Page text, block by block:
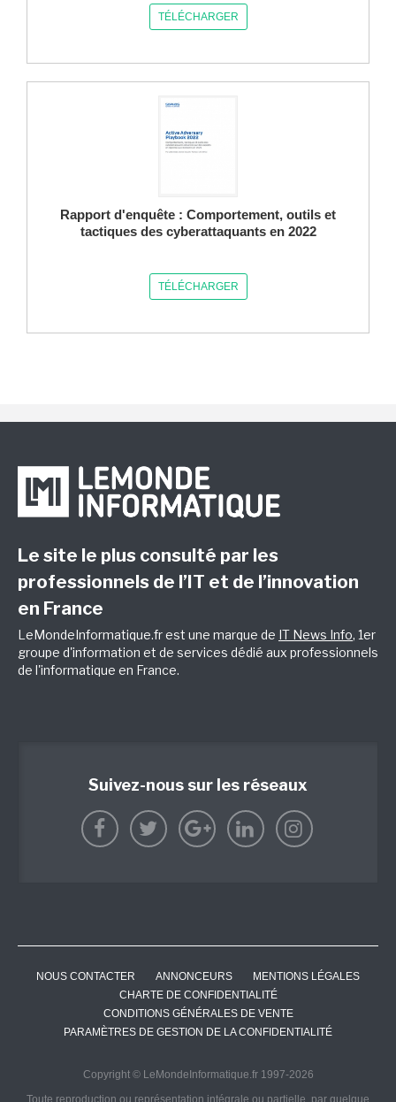
TÉLÉCHARGER
Rapport d'enquête : Comportement, outils et
tactiques des cyberattaquants en 2022
TÉLÉCHARGER
Le site le plus consulté par les
professionnels de l’IT et de l’innovation
en France
LeMondeInformatique.fr est une marque de IT News Info, 1er
groupe d'information et de services dédié aux professionnels
de l'informatique en France.
Suivez-nous sur les réseaux
NOUS CONTACTER ANNONCEURS
MENTIONS LÉGALES
CHARTE DE CONFIDENTIALITÉ
CONDITIONS GÉNÉRALES DE VENTE
PARAMÈTRES DE GESTION DE LA CONFIDENTIALITÉ
Copyright © LeMondeInformatique.fr 1997-2026
Toute reproduction ou représentation intégrale ou partielle, par quelque